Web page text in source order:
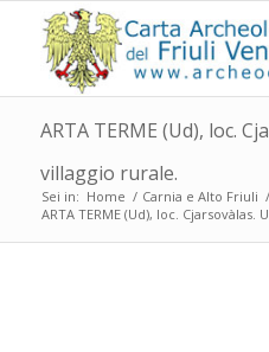
ARTA TERME (Ud), loc.
villaggio rurale.
Sei in: Home / Carnia e Alto Friuli /
ARTA TERME (Ud), loc.